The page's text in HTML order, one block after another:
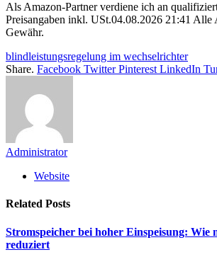
Als Amazon-Partner verdiene ich an
Preisangaben inkl. USt.04.08.2026 21:41 Alle
Gewähr.
blindleistungsregelung im wechselrichter
Share. Facebook Twitter Pinterest LinkedIn
Administrator
Website
Related Posts
Stromspeicher bei hoher Einspeisung: Wie
reduziert